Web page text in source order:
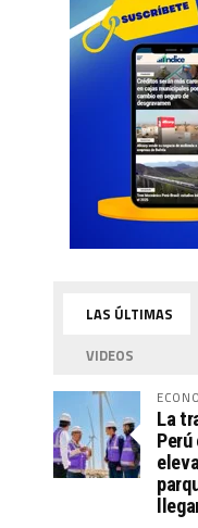
LAS ÚLTIMAS
VIDEOS
La